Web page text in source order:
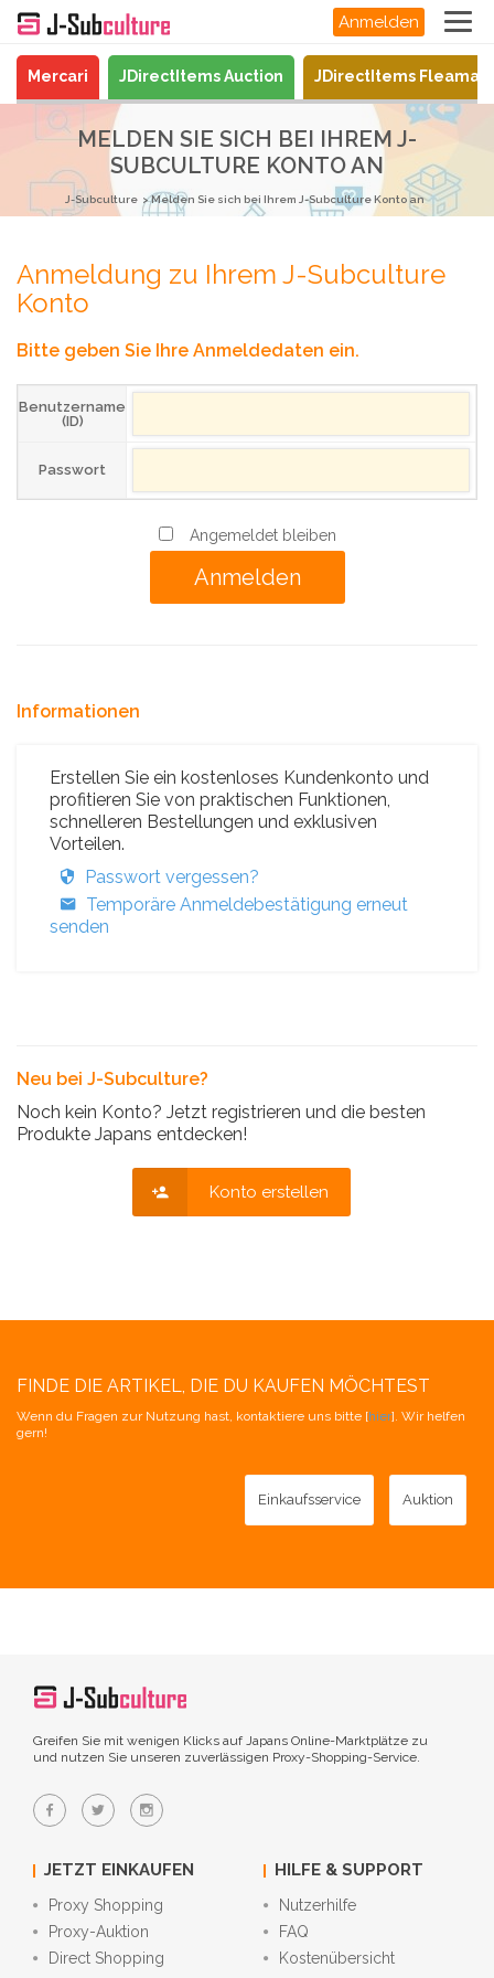
Anmelden
Mercari JDirectItems Auction JDirectItems
MELDEN SIE SICH BEI IHREM J-
SUBCULTURE KONTO AN
J-Subculture Melden Sie sich bei Ihrem J-Subculture Konto an
Anmeldung zu Ihrem J-Subculture
Konto
Bitte geben Sie Ihre Anmeldedaten ein.
Benutzername
(ID)
Passwort
Angemeldet bleiben
Informationen
Erstellen Sie ein kostenloses Kundenkonto und
profitieren Sie von praktischen Funktionen,
schnelleren Bestellungen und exklusiven
Vorteilen.
Passwort vergessen?
Temporäre Anmeldebestätigung erneut
senden
Neu bei J-Subculture?
Noch kein Konto? Jetzt registrieren und die besten
Produkte Japans entdecken!
Konto erstellen
FINDE DIE ARTIKEL, DIE DU KAUFEN MÖCHTEST
Wenn du Fragen zur Nutzung hast, kontaktiere uns bitte [hier]. Wir helfen
gern!
Einkaufsservice Auktion
Greifen Sie mit wenigen Klicks auf Japans Online-Marktplätze zu
und nutzen Sie unseren zuverlässigen Proxy-Shopping-Service.
JETZT EINKAUFEN
Proxy Shopping
Proxy-Auktion
Direct Shopping
HILFE & SUPPORT
Nutzerhilfe
FAQ
Kostenübersicht